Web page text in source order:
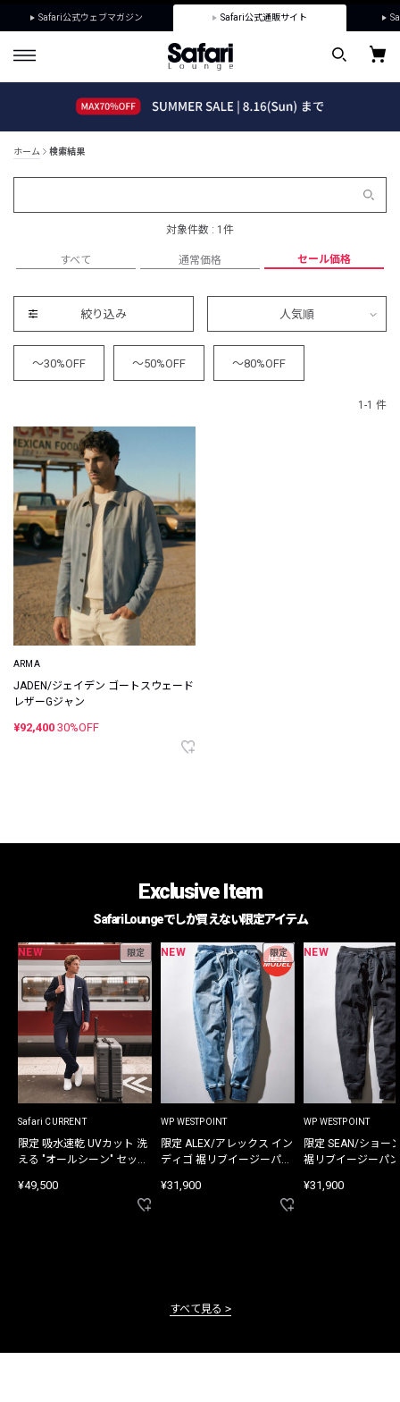
Safari公式ウェブマガジン Safari公式通販サイト
ホーム 検索結果
対象件数 : 1件
すべて 通常価格 セール価格
絞り込み 人気順
～30%OFF ～50%OFF ～80%OFF
1-1 件
ARMA
JADEN/ジェイデン ゴートスウェード
レザーGジャン
¥92,400 30%OFF
Exclusive Item
Safari Loungeでしか買えない限定アイテム
NEW 限定
Safari CURRENT
限定 吸水速乾 UVカット 洗
える "オールシーン" セット
¥49,500
NEW 限定
WP WESTPOINT
限定 ALEX/アレックス イン
ディゴ 裾リブイージーパン
¥31,900
NEW
WP WESTPOINT
限定 SEAN/ショー
裾リブイージーパ
¥31,900
すべて見る